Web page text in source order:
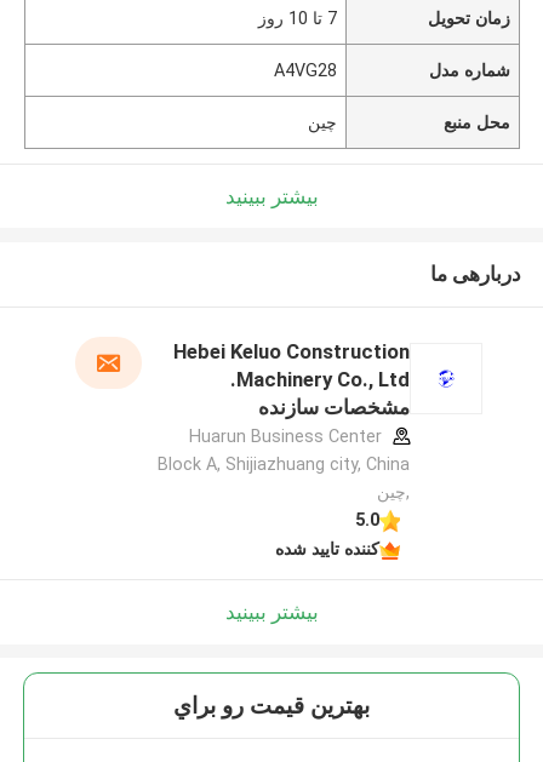
زمان تحویل 7 تا 10 روز
شماره مدل A4VG28
محل منبع چین
بیشتر ببینید
دربارهی ما
Hebei Keluo Construction
Machinery Co., Ltd.
مشخصات سازنده
Huarun Business Center
Block A, Shijiazhuang city, China
,چین
5.0
کننده تایید شده
بیشتر ببینید
بهترين قيمت رو براي